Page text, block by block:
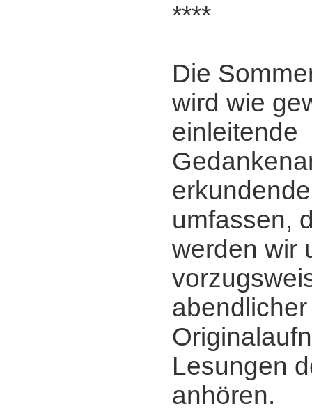
****
Die
wird wie
einleitende
umfassen,
werden wir
Lesungen
anhören.